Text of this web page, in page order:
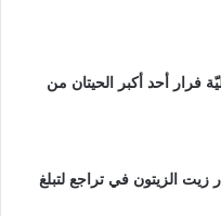
فرار أحد أكبر الحيتان من
زيت الزيتون في تراجع لتبلغ